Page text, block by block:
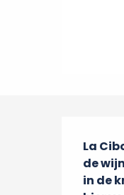
La
de
in de